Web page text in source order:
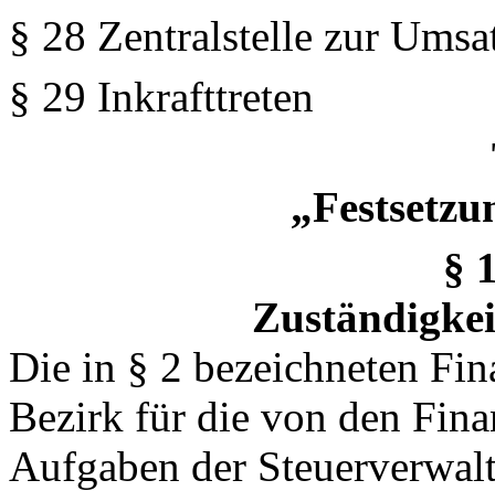
§ 28 Zentralstelle zur
§ 29 Inkrafttreten
§
Die in § 2 bezeichneten
Bezirk für die von den
Aufgaben der